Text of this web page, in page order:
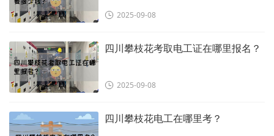
2025-09-08
四川攀枝花考取电工证在哪里报名？
2025-09-08
四川攀枝花电工在哪里考？